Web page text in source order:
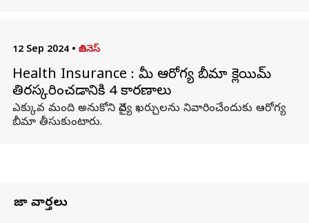
12 Sep 2024 • బిజినెస్
Health Insurance : మీ ఆరోగ్య బీమా క్లెయిమ్
తిరస్కరించడానికి 4 కారణాలు
ఎక్కువ మంది అనుకోని వైద్య ఖర్చులను నివారించేందుకు ఆరోగ్య
బీమా తీసుకుంటారు.
తాజా వార్తలు